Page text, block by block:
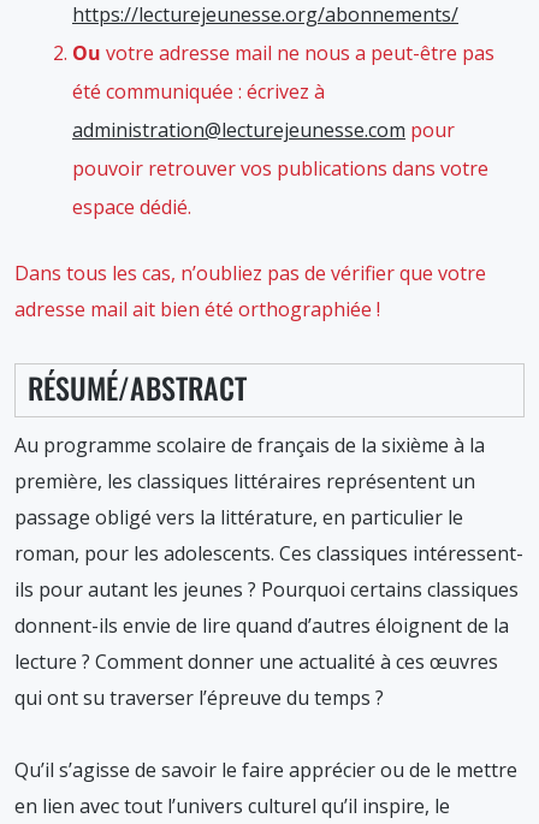
https://lecturejeunesse.org/abonnements/
Ou votre adresse mail ne nous a peut-être pas
été communiquée : écrivez à
administration@lecturejeunesse.com pour
pouvoir retrouver vos publications dans votre
espace dédié.
Dans tous les cas, n’oubliez pas de vérifier que votre
adresse mail ait bien été orthographiée !
RÉSUMÉ/ABSTRACT
Au programme scolaire de français de la sixième à la
première, les classiques littéraires représentent un
passage obligé vers la littérature, en particulier le
roman, pour les adolescents. Ces classiques intéressent-
ils pour autant les jeunes ? Pourquoi certains classiques
donnent-ils envie de lire quand d’autres éloignent de la
lecture ? Comment donner une actualité à ces œuvres
qui ont su traverser l’épreuve du temps ?
Qu’il s’agisse de savoir le faire apprécier ou de le mettre
en lien avec tout l’univers culturel qu’il inspire, le